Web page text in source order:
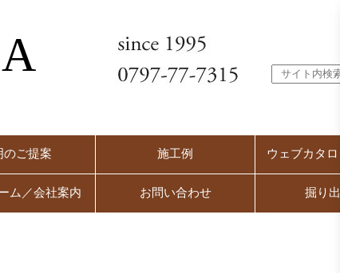
のご提案 施工例 ウェブカタ
ム／会社案内 お問い合わせ 掘り出